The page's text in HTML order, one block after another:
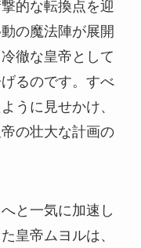
的な転換点を迎
の魔法陣が展開
徹な皇帝として
るのです。すべ
うに見せかけ、
の壮大な計画の
と一気に加速し
皇帝ムヨルは、